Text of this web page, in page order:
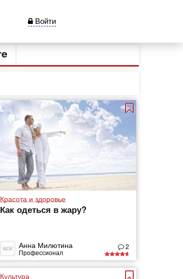
Войти
Красота и здоровье
Как одеться в жару?
Анна Милютина
Профессионал
2
Культура